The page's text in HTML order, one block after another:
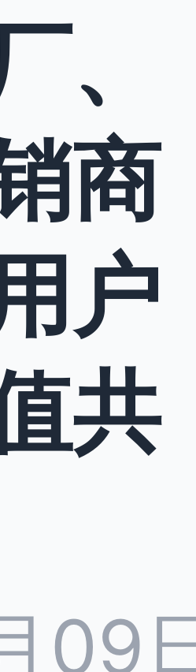
、
商
户
共
09